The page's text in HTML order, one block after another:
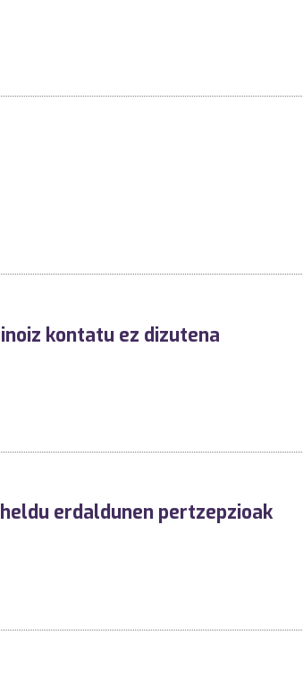
kontatu ez dizutena
erdaldunen pertzepzioak